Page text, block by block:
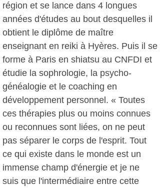
région et se lance dans 4 longues
années d'études au bout desquelles il
obtient le diplôme de maître
enseignant en reiki à Hyères. Puis il se
forme à Paris en shiatsu au CNFDI et
étudie la sophrologie, la psycho-
généalogie et le coaching en
développement personnel. « Toutes
ces thérapies plus ou moins connues
ou reconnues sont liées, on ne peut
pas séparer le corps de l'esprit. Tout
ce qui existe dans le monde est un
immense champ d'énergie et je ne
suis que l'intermédiaire entre cette